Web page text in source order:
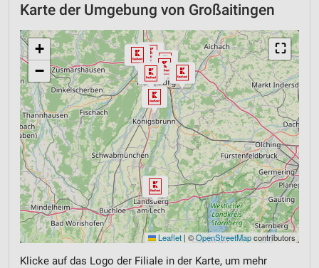
Karte der Umgebung von Großaitingen
⛶
+
−
Leaflet | ©OpenStreetMapcontributors
Klicke auf das Logo der Filiale in der Karte, um mehr